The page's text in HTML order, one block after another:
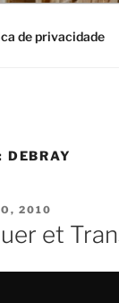
de privacidade
DEBRAY
2010
et